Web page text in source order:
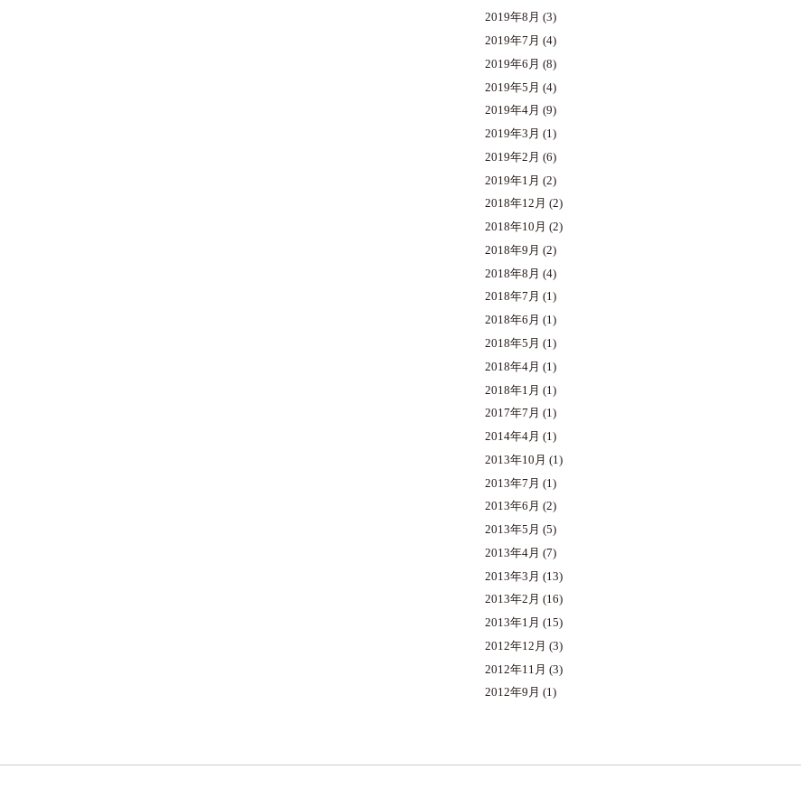
2019年8月 (3)
2019年7月 (4)
2019年6月 (8)
2019年5月 (4)
2019年4月 (9)
2019年3月 (1)
2019年2月 (6)
2019年1月 (2)
2018年12月 (2)
2018年10月 (2)
2018年9月 (2)
2018年8月 (4)
2018年7月 (1)
2018年6月 (1)
2018年5月 (1)
2018年4月 (1)
2018年1月 (1)
2017年7月 (1)
2014年4月 (1)
2013年10月 (1)
2013年7月 (1)
2013年6月 (2)
2013年5月 (5)
2013年4月 (7)
2013年3月 (13)
2013年2月 (16)
2013年1月 (15)
2012年12月 (3)
2012年11月 (3)
2012年9月 (1)